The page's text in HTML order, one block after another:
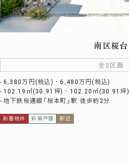
南区桜台
全2区画
6,380万円(税込)・6,480万円(税込)
102.19㎡(30.91坪)・102.20㎡(30.91坪)
地下鉄桜通線「桜本町」駅 徒歩約2分
新着物件 新築戸建 駅近